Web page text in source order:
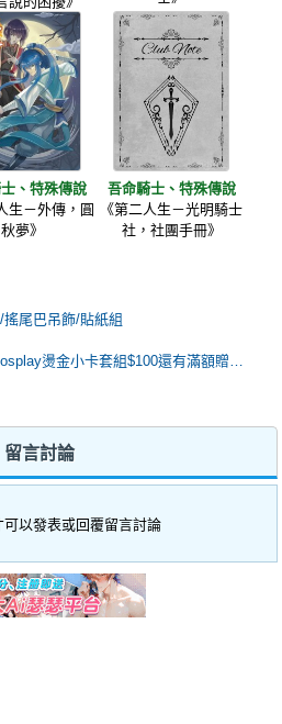
、特殊傳說
生－外傳，圓
秋夢》
吾命騎士、特殊傳說
《第二人生－光明騎士
社，社團手冊》
尾巴吊飾/貼紙組
NiCE【雞43】妮姬毒蛇cosplay燙金小卡套組$100還有滿額贈手扇🩷
留言討論
可以發表或回覆留言討論